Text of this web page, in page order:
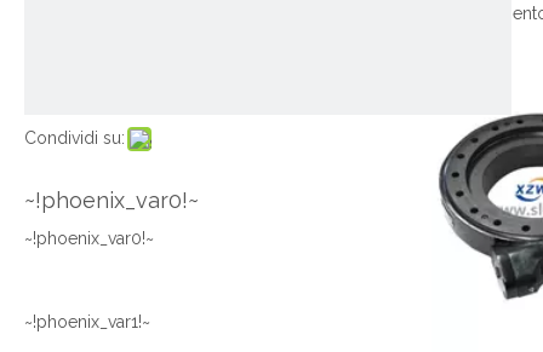
Condividi su:
~!phoenix_var0!~
~!phoenix_var0!~
~!phoenix_var1!~